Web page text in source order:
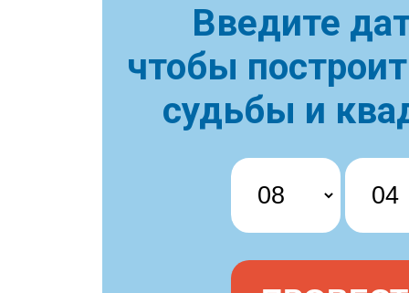
Введите
чтобы
судьбы и